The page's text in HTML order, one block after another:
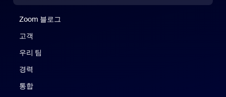
Zoom 블로그
고객
우리 팀
경력
통합